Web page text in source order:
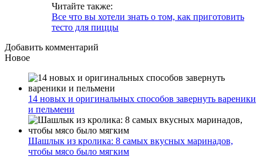
Читайте также:
Все что вы хотели знать о том, как приготовить
тесто для пиццы
Добавить комментарий
Новое
14 новых и оригинальных способов завернуть вареники
и пельмени
Шашлык из кролика: 8 самых вкусных маринадов,
чтобы мясо было мягким